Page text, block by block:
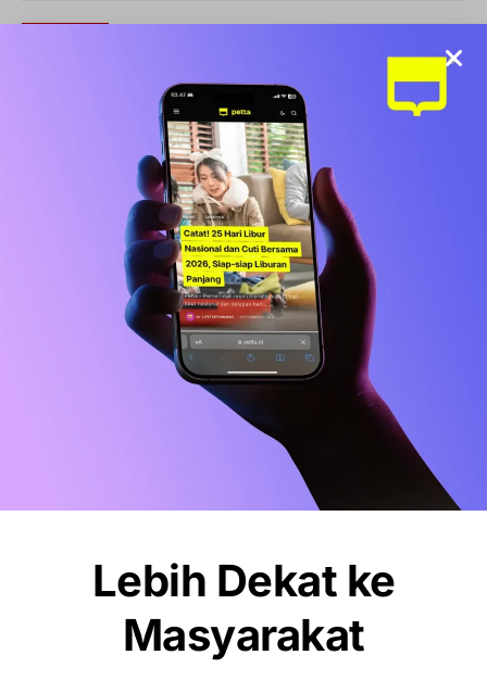
Sports Station Gelar Diskon Beli 1 Gratis
1, Ini Syarat dan Cara Klaimnya
OLAHRAGA
Debut Manis Mitchell Baker, Hattrick
Bawa Indonesia Gulung Kamboja 5-1
NEWS
Pemkot Makassar Tunda Sanksi
Pemilahan Sampah, Pilih Cara Ini Dulu
Lebih Dekat ke
Masyarakat